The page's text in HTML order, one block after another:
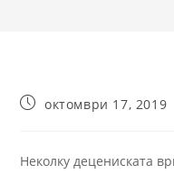
октомври 17, 2019
Неколку децениската